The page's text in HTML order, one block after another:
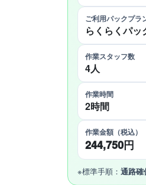
ご利用パックプラ
らくらくパッ
作業スタッフ数
4人
作業時間
2時間
作業金額（税込）
244,750円
※標準手順： 通路確